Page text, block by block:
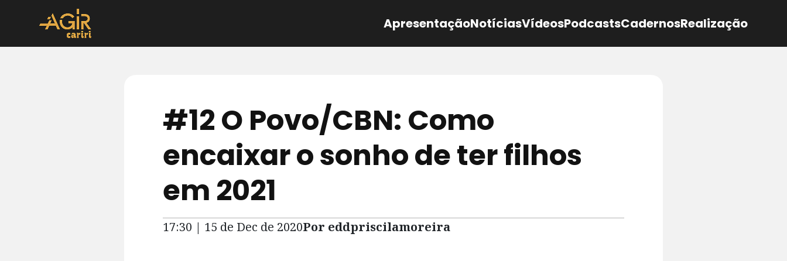
ApresentaçãoNotíciasVídeosPodcastsCadernosRealização
#12 O Povo/CBN: Como
encaixar o sonho de ter filhos
em 2021
17:30 | 15 de Dec de 2020Por eddpriscilamoreira